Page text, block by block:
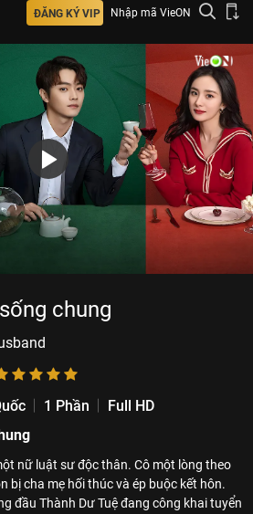
ĐĂNG KÝ VIP Nhập mã VieON
chung
1 Phần
Full HD
nữ luật sư độc thân. Cô một lòng theo
bị cha mẹ hối thúc và ép buộc kết hôn.
đầu Thành Dư Tuệ đang công khai tuyển